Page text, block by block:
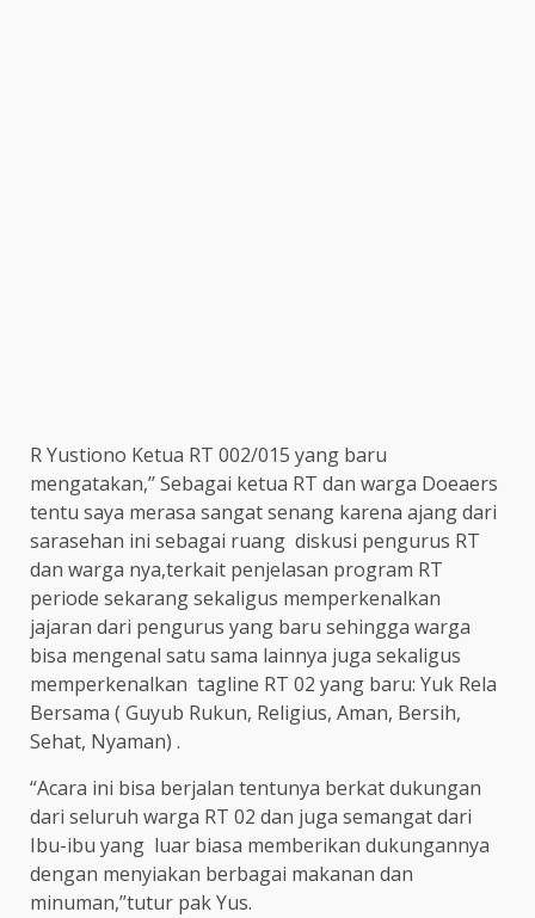
R Yustiono Ketua RT 002/015 yang baru
mengatakan,’’ Sebagai ketua RT dan warga Doeaers
tentu saya merasa sangat senang karena ajang dari
sarasehan ini sebagai ruang diskusi pengurus RT
dan warga nya,terkait penjelasan program RT
periode sekarang sekaligus memperkenalkan
jajaran dari pengurus yang baru sehingga warga
bisa mengenal satu sama lainnya juga sekaligus
memperkenalkan tagline RT 02 yang baru: Yuk Rela
Bersama ( Guyub Rukun, Religius, Aman, Bersih,
Sehat, Nyaman) .
“Acara ini bisa berjalan tentunya berkat dukungan
dari seluruh warga RT 02 dan juga semangat dari
Ibu-ibu yang luar biasa memberikan dukungannya
dengan menyiakan berbagai makanan dan
minuman,’’tutur pak Yus.